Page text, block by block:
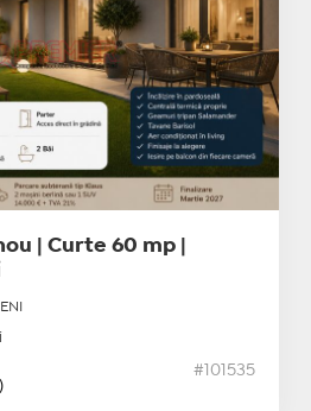
| Curte 60 mp |
#101535